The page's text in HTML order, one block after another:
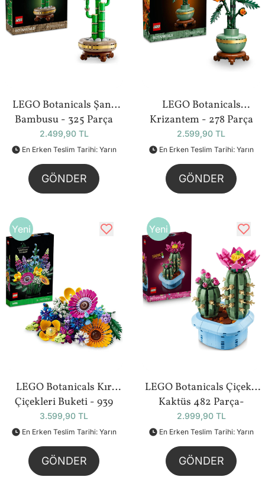
LEGO Botanicals Şans
Bambusu - 325 Parça
(10344)
2.499,90 TL
En Erken Teslim Tarihi: Yarın
GÖNDER
LEGO Botanicals
Krizantem - 278 Parça
(10368)
2.599,90 TL
En Erken Teslim Tarihi: Yarın
GÖNDER
Yeni
LEGO Botanicals Kır
Çiçekleri Buketi - 939
Parça (10313)
3.599,90 TL
En Erken Teslim Tarihi: Yarın
GÖNDER
Yeni
LEGO Botanicals Çiçekli
Kaktüs 482 Parça-
(11509)
2.999,90 TL
En Erken Teslim Tarihi: Yarın
GÖNDER